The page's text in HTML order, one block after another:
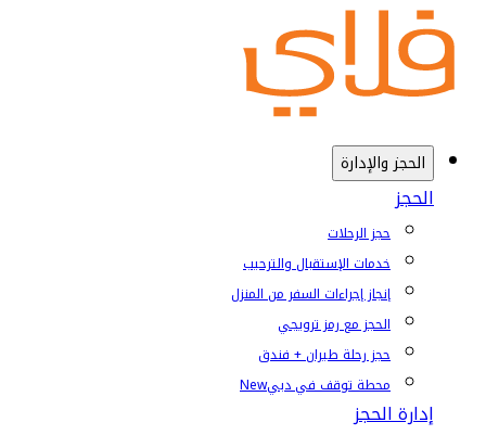
الحجز والإدارة
الحجز
حجز الرحلات
خدمات الإستقبال والترحيب
إنجاز إجراءات السفر من المنزل
الحجز مع رمز ترويجي
حجز رحلة طيران + فندق
محطة توقف في دبيNew
إدارة الحجز